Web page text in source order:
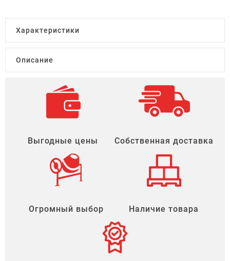
Характеристики
Описание
Выгодные цены Собственная доставка
Огромный выбор Наличие товара